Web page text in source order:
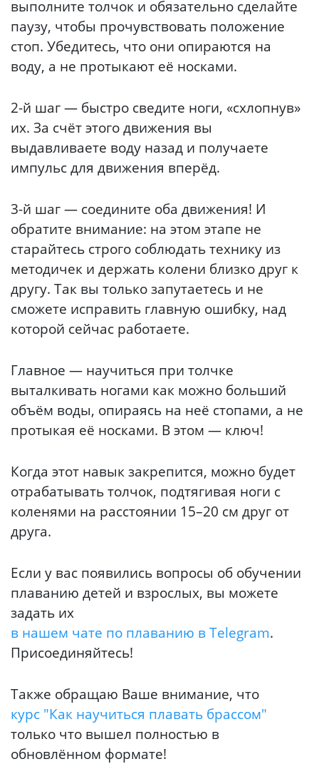
выполните толчок и обязательно сделайте
паузу, чтобы прочувствовать положение
стоп. Убедитесь, что они опираются на
воду, а не протыкают её носками.
2-й шаг — быстро сведите ноги, «схлопнув»
их. За счёт этого движения вы
выдавливаете воду назад и получаете
импульс для движения вперёд.
3-й шаг — соедините оба движения! И
обратите внимание: на этом этапе не
старайтесь строго соблюдать технику из
методичек и держать колени близко друг к
другу. Так вы только запутаетесь и не
сможете исправить главную ошибку, над
которой сейчас работаете.
Главное — научиться при толчке
выталкивать ногами как можно больший
объём воды, опираясь на неё стопами, а не
протыкая её носками. В этом — ключ!
Когда этот навык закрепится, можно будет
отрабатывать толчок, подтягивая ноги с
коленями на расстоянии 15–20 см друг от
друга.
Если у вас появились вопросы об обучении
плаванию детей и взрослых, вы можете
задать их
в нашем чате по плаванию в Telegram.
Присоединяйтесь!
Также обращаю Ваше внимание, что
курс "Как научиться плавать брассом"
только что вышел полностью в
обновлённом формате!